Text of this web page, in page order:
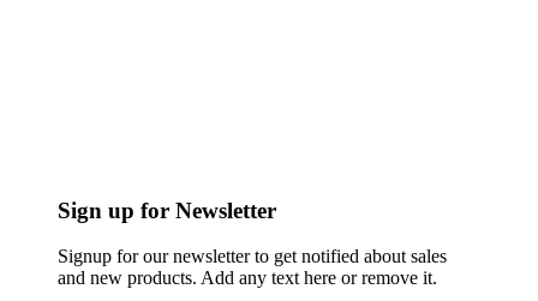
Sign up for Newsletter
Signup for our newsletter to get notified about sales
and new products. Add any text here or remove it.